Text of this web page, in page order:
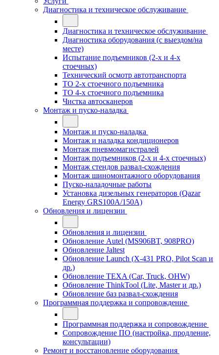
Диагностика и техническое обслуживание
Диагностика и техническое обслуживание
Диагностика оборудования (с выездом/на
месте)
Испытание подъемников (2-х и 4-х
стоечных)
Технический осмотр автотранспорта
ТО 2-х стоечного подъемника
ТО 4-х стоечного подъемника
Чистка автосканеров
Монтаж и пуско-наладка
Монтаж и пуско-наладка
Монтаж и наладка кондиционеров
Монтаж пневмомагистралей
Монтаж подъемников (2-х и 4-х стоечных)
Монтаж стендов развал-схождения
Монтаж шиномонтажного оборудования
Пуско-наладочные работы
Установка дизельных генераторов (Qazar
Energy GRS100A/150A)
Обновления и лицензии
Обновления и лицензии
Обновление Autel (MS906BT, 908PRO)
Обновление Jaltest
Обновление Launch (X-431 PRO, Pilot Scan и
др.)
Обновление TEXA (Car, Truck, OHW)
Обновление ThinkTool (Lite, Master и др.)
Обновление баз развал-схождения
Программная поддержка и сопровождение
Программная поддержка и сопровождение
Сопровождение ПО (настройка, продление,
консультации)
Ремонт и восстановление оборудования